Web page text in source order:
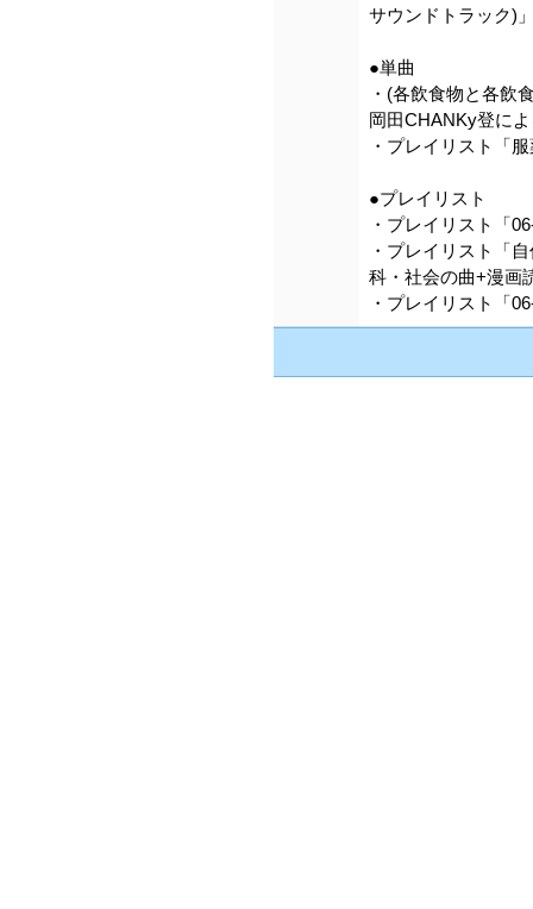
サウンドトラック)
●単曲
・(各飲食物と各飲
岡田CHANKy登に
・プレイリスト「
●プレイリスト
・プレイリスト「
・プレイリスト「
科・社会の曲+漫画
・プレイリスト「